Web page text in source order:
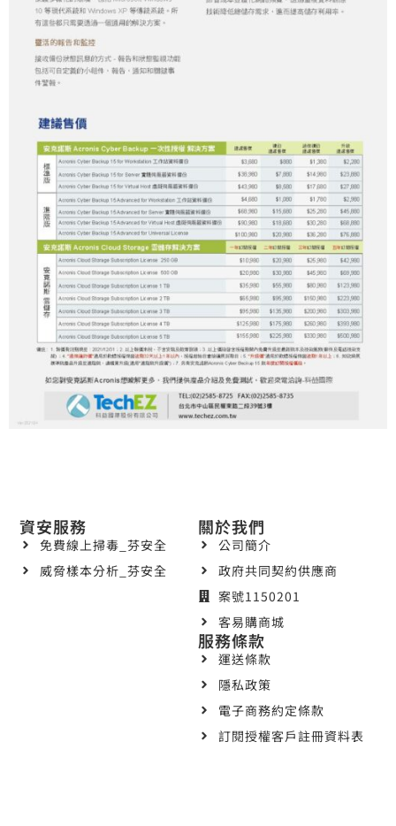
關於我們
公司簡介
政府共同契約供應商
案號1150201
客易購商城
資安服務
免費線上掃毒_芬安全
威脅樣本分析_芬安全
服務條款
運送條款
隱私政策
電子商務約定條款
訂閱授權客戶註冊資料表